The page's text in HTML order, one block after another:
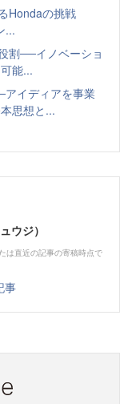
Hondaの挑戦
...
割──イノベーショ
能...
アイディアを事業
思想と...
ウジ）
は直近の記事の寄稿時点で
事